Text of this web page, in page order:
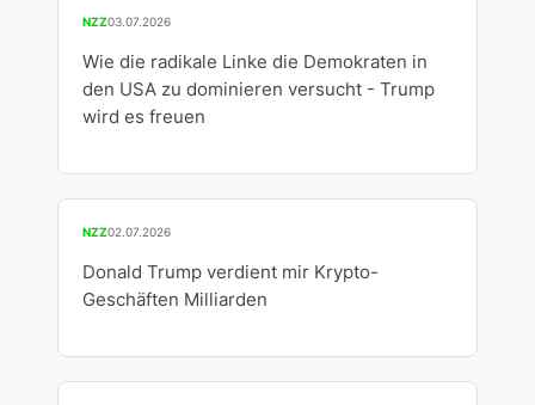
NZZ03.07.2026
Wie die radikale Linke die Demokraten in
den USA zu dominieren versucht - Trump
wird es freuen
NZZ02.07.2026
Donald Trump verdient mir Krypto-
Geschäften Milliarden